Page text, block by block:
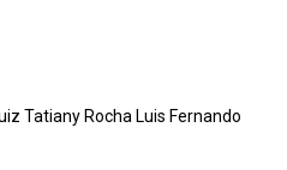
Tatiany Rocha Luis Fernando